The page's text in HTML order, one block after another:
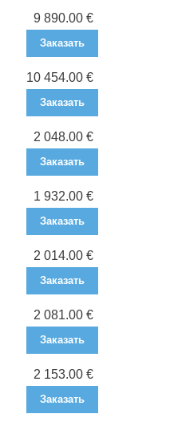
9 890.00 €
Заказать
10 454.00 €
Заказать
2 048.00 €
Заказать
1 932.00 €
Заказать
2 014.00 €
Заказать
2 081.00 €
Заказать
2 153.00 €
Заказать